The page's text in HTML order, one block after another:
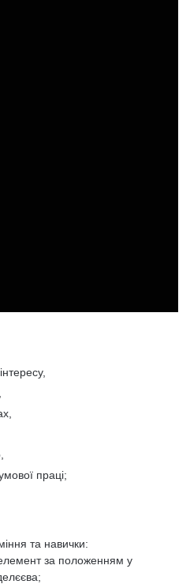
праці;
та навички:
за положенням у